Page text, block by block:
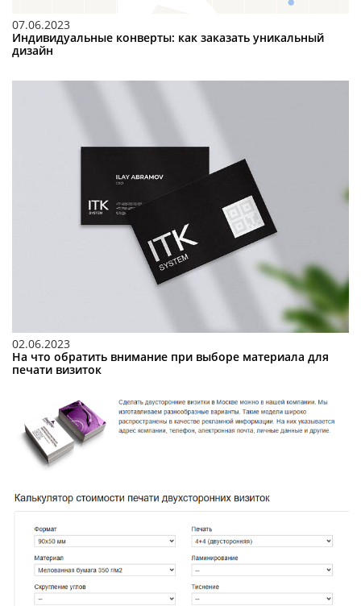
07.06.2023
Индивидуальные конверты: как заказать уникальный
дизайн
02.06.2023
На что обратить внимание при выборе материала для
печати визиток